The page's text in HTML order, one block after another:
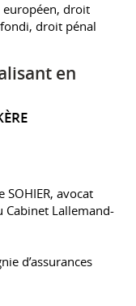
européen, droit
droit pénal
en
SOHIER, avocat
Cabinet Lallemand-
d’assurances